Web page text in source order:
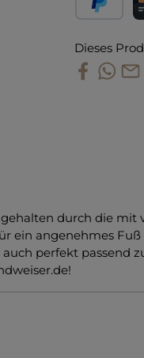
Dieses
durch die
angenehmes
perfekt passend